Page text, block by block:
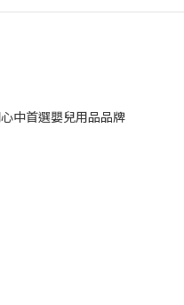
中首選嬰兒用品品牌